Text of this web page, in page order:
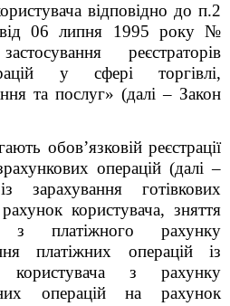
відповідно до п.2
від 06 липня 1995 року №
реєстраторів
у сфері торгівлі,
та послуг» (далі – Закон
обов’язковій реєстрації
операцій (далі –
зарахування готівкових
користувача, зняття
з платіжного рахунку
платіжних операцій із
з рахунку
операцій на рахунок